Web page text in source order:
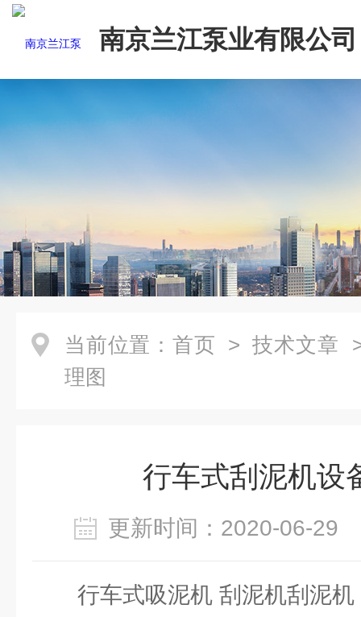
南京兰江泵业有限公司
当前位置： 首页 > 技术文章
理图
行车式刮泥机设
更新时间：2020-06-
行车式吸泥机 刮泥机刮泥机